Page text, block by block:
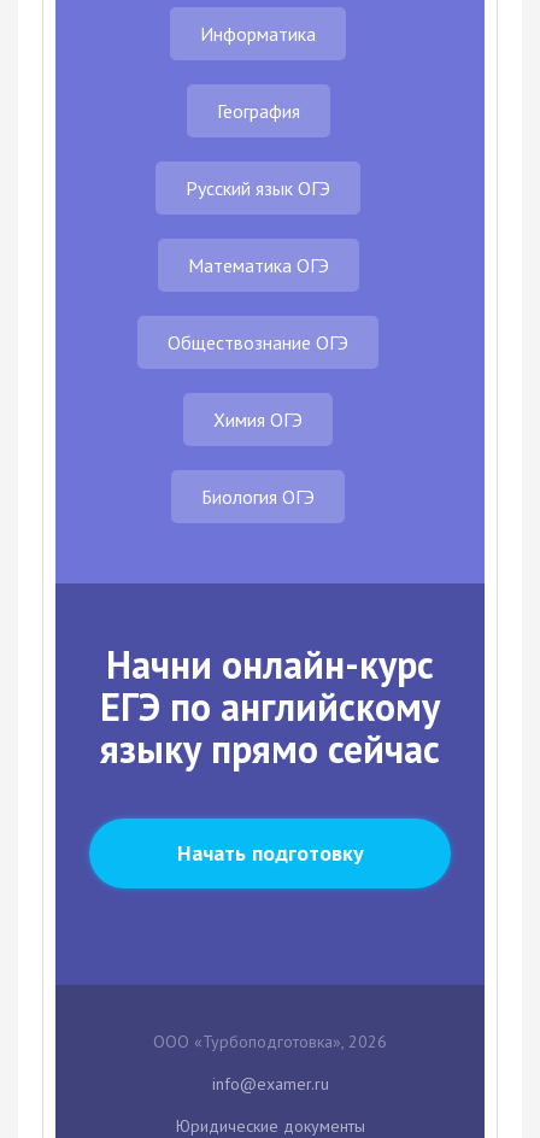
Информатика
География
Русский язык ОГЭ
Математика ОГЭ
Обществознание ОГЭ
Химия ОГЭ
Биология ОГЭ
Начни онлайн-курс
ЕГЭ по английскому
языку прямо сейчас
Начать подготовку
ООО «Турбоподготовка», 2026
Юридические документы